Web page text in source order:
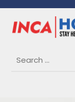
content